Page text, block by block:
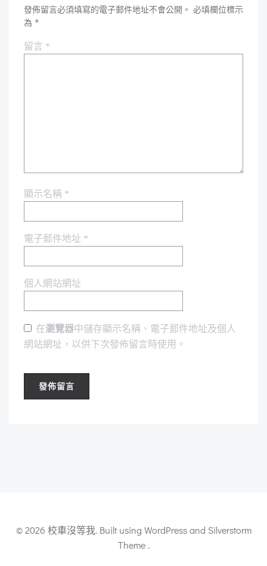
發佈留言必須填寫的電子郵件地址不會公開。 必填欄位標示
為 *
留言 *
顯示名稱 *
電子郵件地址 *
個人網站網址
在瀏覽器中儲存顯示名稱、電子郵件地址及個人
網站網址，以供下次發佈留言時使用。
© 2026 校車沒等我. Built using WordPress and Silverstorm
Theme .